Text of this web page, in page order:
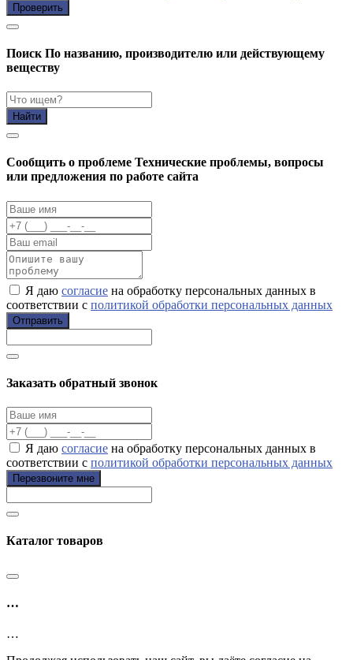
Проверить
Поиск По названию, производителю или действующему
веществу
Найти
Cообщить о проблеме Технические проблемы, вопросы
или предложения по работе сайта
Я даю согласие на обработку персональных данных в
соответствии с политикой обработки персональных данных
Отправить
Заказать обратный звонок
Я даю согласие на обработку персональных данных в
соответствии с политикой обработки персональных данных
Перезвоните мне
Каталог товаров
…
…